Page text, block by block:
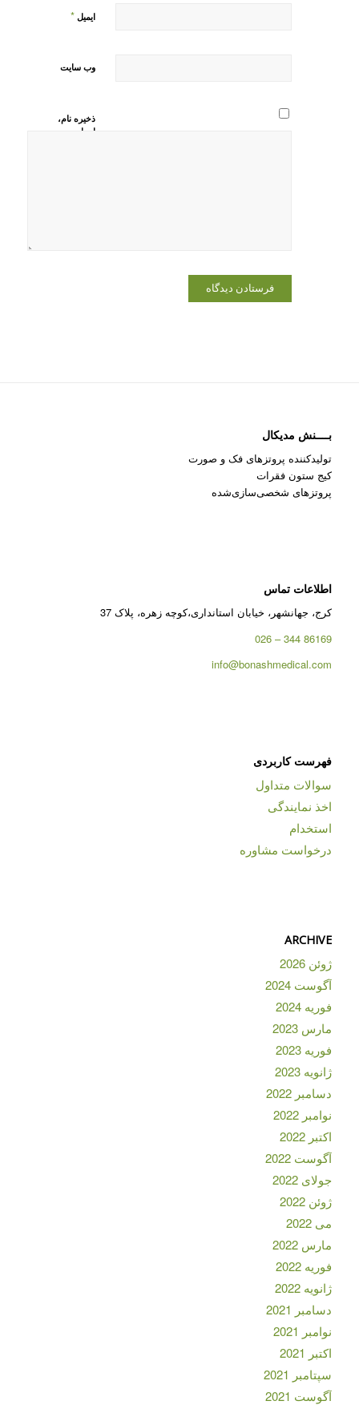
ایمیل *
وب‌ سایت
ذخیره نام،
ایمیل و
بــــنش مدیکال
تولیدکننده پروتزهای فک و صورت
کیج ستون فقرات
پروتزهای شخصی‌سازی‌شده
اطلاعات تماس
کرج، جهانشهر، خیابان استانداری،کوچه زهره، پلاک 37
86169 344 – 026
info@bonashmedical.com
فهرست کاربردی
سوالات متداول
اخذ نمایندگی
استخدام
درخواست مشاوره
ARCHIVE
ژوئن 2026
آگوست 2024
فوریه 2024
مارس 2023
فوریه 2023
ژانویه 2023
دسامبر 2022
نوامبر 2022
اکتبر 2022
آگوست 2022
جولای 2022
ژوئن 2022
می 2022
مارس 2022
فوریه 2022
ژانویه 2022
دسامبر 2021
نوامبر 2021
اکتبر 2021
سپتامبر 2021
آگوست 2021